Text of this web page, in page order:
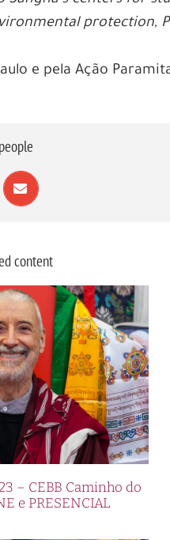
protection,
e pela Ação
content
– CEBB Caminho do
e PRESENCIAL